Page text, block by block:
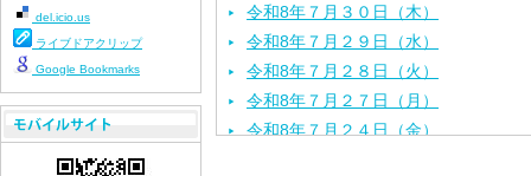
令和8年７月３０日（木）
令和8年７月２９日（水）
令和8年７月２８日（火）
令和8年７月２７日（月）
令和8年７月２４日（金）
del.icio.us
ライブドアクリップ
Google Bookmarks